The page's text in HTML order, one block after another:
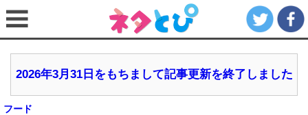
2026年3月31日をもちまして記事更新を終了しました
フード